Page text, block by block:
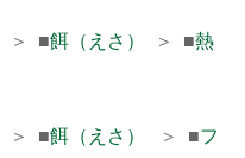
＞ ■餌（えさ） ＞ ■熱
＞ ■餌（えさ） ＞ ■フ